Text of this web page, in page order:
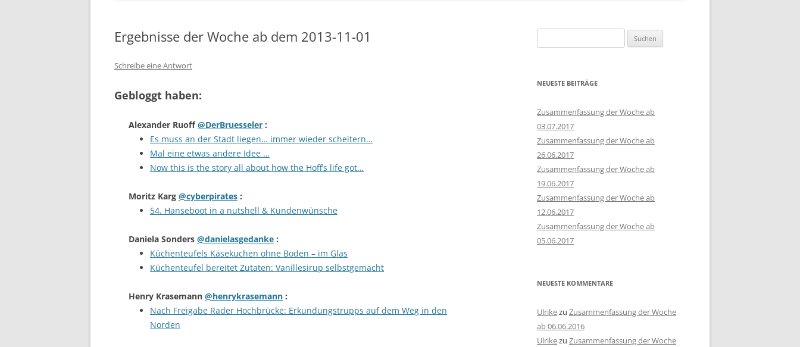
Ergebnisse der Woche ab dem 2013-11-01
Schreibe eine Antwort
Gebloggt haben:
Alexander Ruoff@DerBruesseler :
Es muss an der Stadt liegen… immer wieder scheitern…
Mal eine etwas andere Idee …
Now this is the story all about how the Hoff’s life got…
Moritz Karg @cyberpirates :
54. Hanseboot in a nutshell & Kundenwünsche
Daniela Sonders @danielasgedanke :
Küchenteufels Käsekuchen ohne Boden – im Glas
Küchenteufel bereitet Zutaten: Vanillesirup selbstgemacht
Henry Krasemann @henrykrasemann :
Nach Freigabe Rader Hochbrücke: Erkundungstrupps auf dem Weg in den
Norden
nach:
NEUESTE BEITRÄGE
Zusammenfassung der Woche ab
03.07.2017
Zusammenfassung der Woche ab
26.06.2017
Zusammenfassung der Woche ab
19.06.2017
Zusammenfassung der Woche ab
12.06.2017
Zusammenfassung der Woche ab
05.06.2017
NEUESTE KOMMENTARE
Ulrikezu Zusammenfassung der Woche
ab 06.06.2016
Ulrikezu Zusammenfassung der Woche